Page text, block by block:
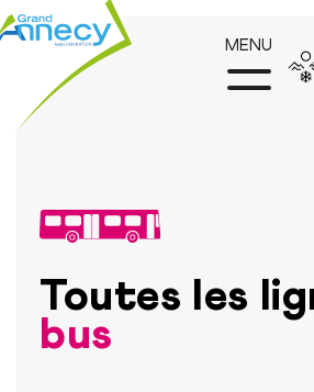
MENU
Toutes les
bus